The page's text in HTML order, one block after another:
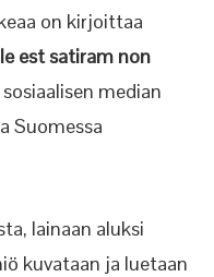
on kirjoittaa
est satiram non
median
Suomessa
lainaan aluksi
kuvataan ja luetaan